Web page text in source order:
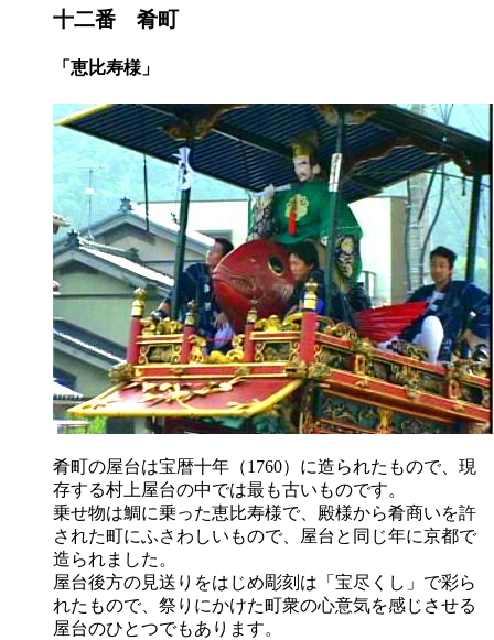
十二番 肴町
「恵比寿様」
肴町の屋台は宝暦十年（1760）に造られたもので、現
存する村上屋台の中では最も古いものです。
乗せ物は鯛に乗った恵比寿様で、殿様から肴商いを許
された町にふさわしいもので、屋台と同じ年に京都で
造られました。
屋台後方の見送りをはじめ彫刻は「宝尽くし」で彩ら
れたもので、祭りにかけた町衆の心意気を感じさせる
屋台のひとつでもあります。